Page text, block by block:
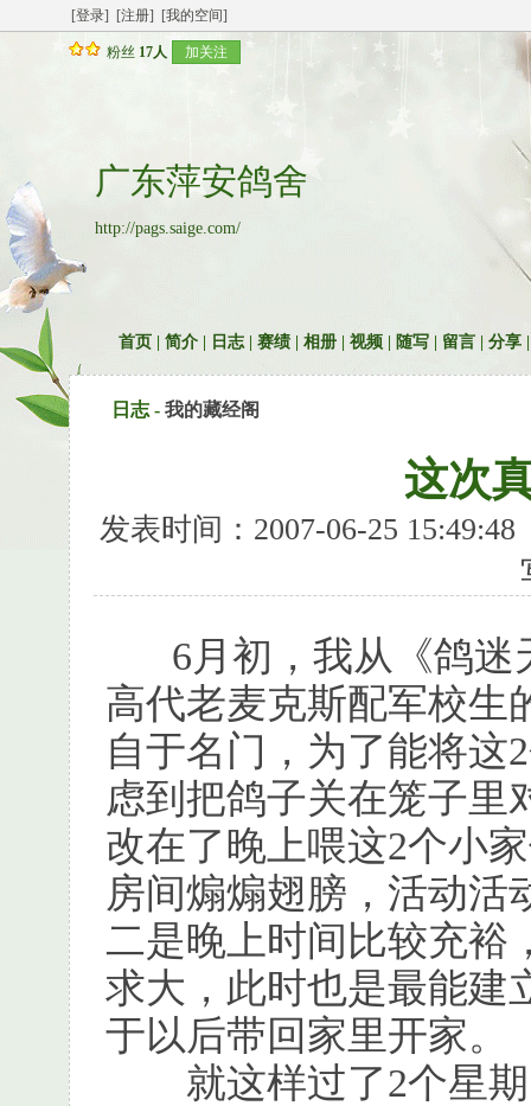
[登录] [注册] [我的空间]
粉丝 17人 加关注
广东萍安鸽舍
http://pags.saige.com/
首页 简介 日志| 赛绩| 相册 视频 随写 留言 分享
日志 - 我的藏经阁
这次
发表时间：2007-06-25
6月初，我从《鸽
高代老麦克斯配军校生
自于名门，为了能将这
虑到把鸽子关在笼子里
改在了晚上喂这2个小
房间煽煽翅膀，活动活
二是晚上时间比较充裕
求大，此时也是最能建
于以后带回家里开家。
就这样过了2个星期